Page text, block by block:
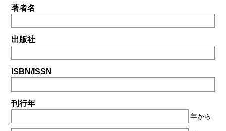
著者名
出版社
ISBN/ISSN
刊行年
年から